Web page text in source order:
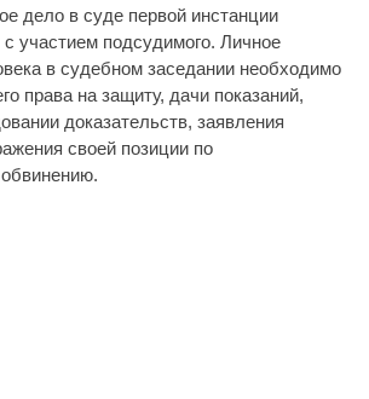
дело в суде первой инстанции
с участием подсудимого. Личное
в судебном заседании необходимо
права на защиту, дачи показаний,
доказательств, заявления
своей позиции по